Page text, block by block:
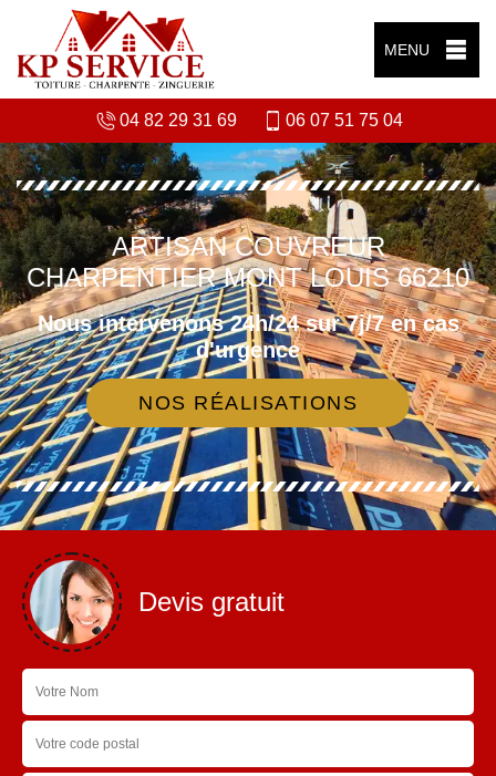
MENU
04 82 29 31 69 06 07 51 75 04
ARTISAN COUVREUR
CHARPENTIER MONT LOUIS 66210
Nous intervenons 24h/24 sur 7j/7 en cas
d'urgence
NOS RÉALISATIONS
Devis gratuit